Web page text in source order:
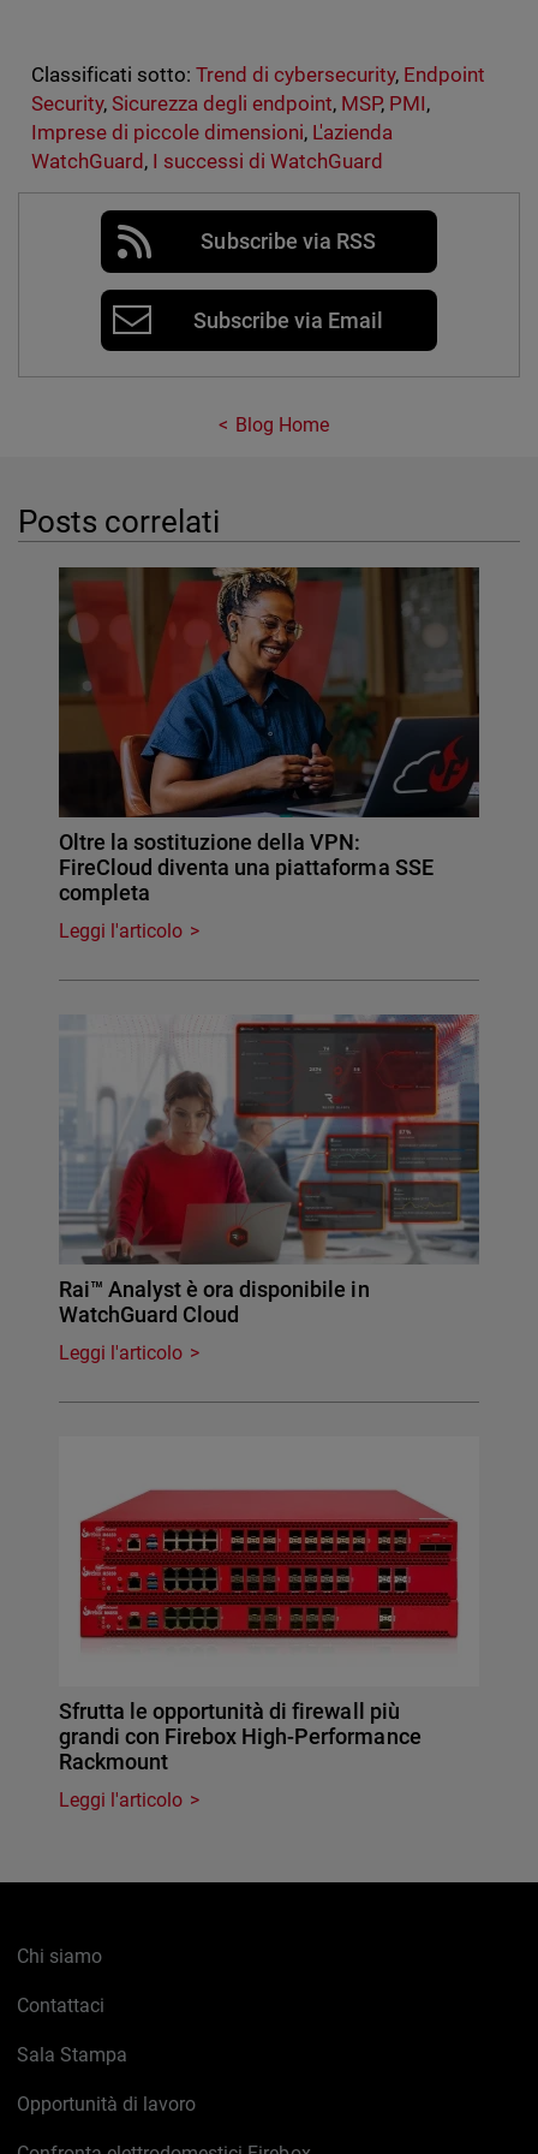
Classificati sotto: Trend di cybersecurity, Endpoint
Security, Sicurezza degli endpoint, MSP, PMI,
Imprese di piccole dimensioni, L'azienda
WatchGuard, I successi di WatchGuard
Subscribe via RSS
Subscribe via Email
Blog Home
Posts correlati
Oltre la sostituzione della VPN:
FireCloud diventa una piattaforma SSE
completa
Leggi l'articolo
Rai™ Analyst è ora disponibile in
WatchGuard Cloud
Leggi l'articolo
Sfrutta le opportunità di firewall più
grandi con Firebox High-Performance
Rackmount
Leggi l'articolo
Chi siamo
Contattaci
Sala Stampa
Opportunità di lavoro